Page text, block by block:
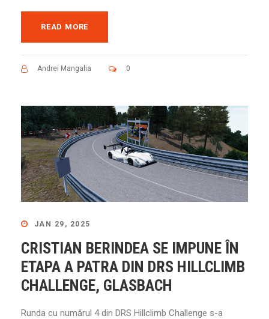
READ MORE
Andrei Mangalia 0
JAN 29, 2025
CRISTIAN BERINDEA SE IMPUNE ÎN
ETAPA A PATRA DIN DRS HILLCLIMB
CHALLENGE, GLASBACH
Runda cu numărul 4 din DRS Hillclimb Challenge s-a